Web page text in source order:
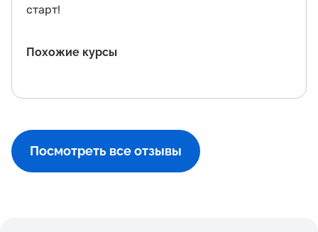
старт!
Похожие курсы
Посмотреть все отзывы